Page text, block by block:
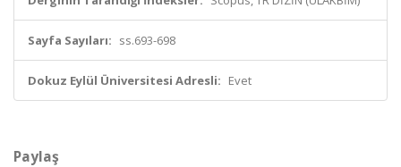
Sayfa Sayıları: ss.693-698
Dokuz Eylül Üniversitesi Adresli: Evet
Paylaş